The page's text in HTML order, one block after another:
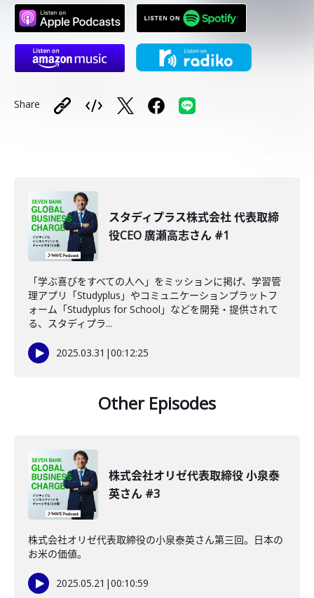
Share
スタディプラス株式会社 代表取締
役CEO 廣瀬高志さん #1
「学ぶ喜びをすべての人へ」をミッションに掲げ、学習管
理アプリ「Studyplus」やコミュニケーションプラットフ
ォーム「Studyplus for School」などを開発・提供されて
る、スタディプラ...
2025.03.31 |00:12:25
Other Episodes
株式会社オリゼ代表取締役 小泉泰
英さん #3
株式会社オリゼ代表取締役の小泉泰英さん第三回。日本の
お米の価値。
2025.05.21 |00:10:59